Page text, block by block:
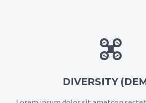


DIVERSITY